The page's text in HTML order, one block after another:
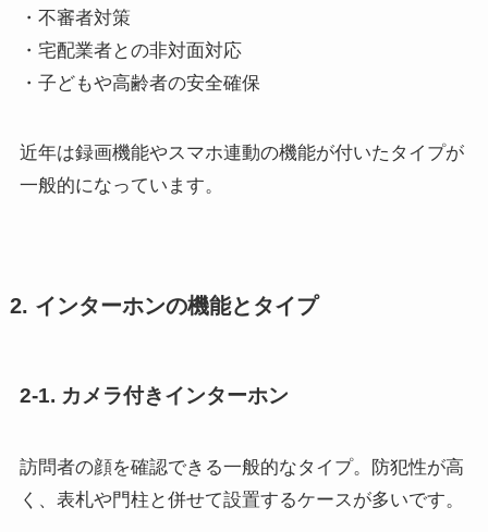
・不審者対策
・宅配業者との非対面対応
・子どもや高齢者の安全確保
近年は録画機能やスマホ連動の機能が付いたタイプが
一般的になっています。
2. インターホンの機能とタイプ
2-1. カメラ付きインターホン
訪問者の顔を確認できる一般的なタイプ。防犯性が高
く、表札や門柱と併せて設置するケースが多いです。